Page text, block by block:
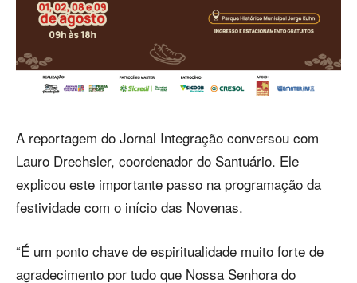
A reportagem do Jornal Integração conversou com
Lauro Drechsler, coordenador do Santuário. Ele
explicou este importante passo na programação da
festividade com o início das Novenas.
“É um ponto chave de espiritualidade muito forte de
agradecimento por tudo que Nossa Senhora do